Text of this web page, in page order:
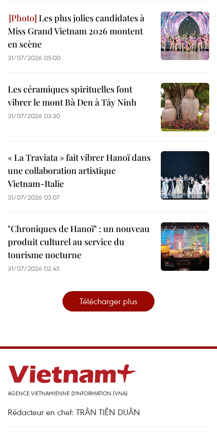
Les plus jolies candidates à
Miss Grand Vietnam 2026 montent
en scène
31/07/2026 05:00
Les céramiques spirituelles font
vibrer le mont Bà Den à Tây Ninh
31/07/2026 03:30
« La Traviata » fait vibrer Hanoï dans
une collaboration artistique
Vietnam-Italie
31/07/2026 03:07
"Chroniques de Hanoï" : un nouveau
produit culturel au service du
tourisme nocturne
31/07/2026 02:45
Télécharger plus
AGENCE VIETNAMIENNE D'INFORMATION (VNA)
Rédacteur en chef: TRÂN TIÊN DUÂN